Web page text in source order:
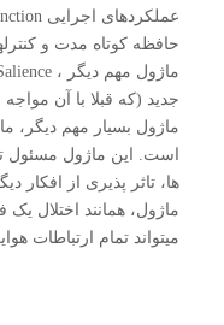
حافظه کوتاه مدت و
جدید (که قبلا با آن
است. این ماژول مسئول
ها، تاثر پذیری از افکار
ماژول، همانند اختلال
میتواند تمام ارتباطات